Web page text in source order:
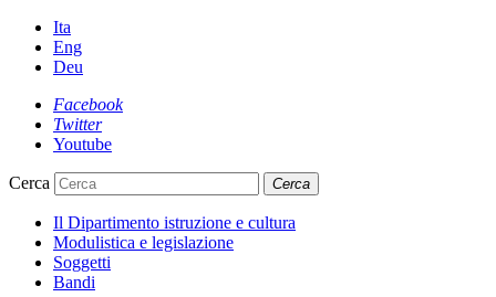
Ita
Eng
Deu
Facebook
Twitter
Youtube
Cerca Cerca
Il Dipartimento istruzione e cultura
Modulistica e legislazione
Soggetti
Bandi